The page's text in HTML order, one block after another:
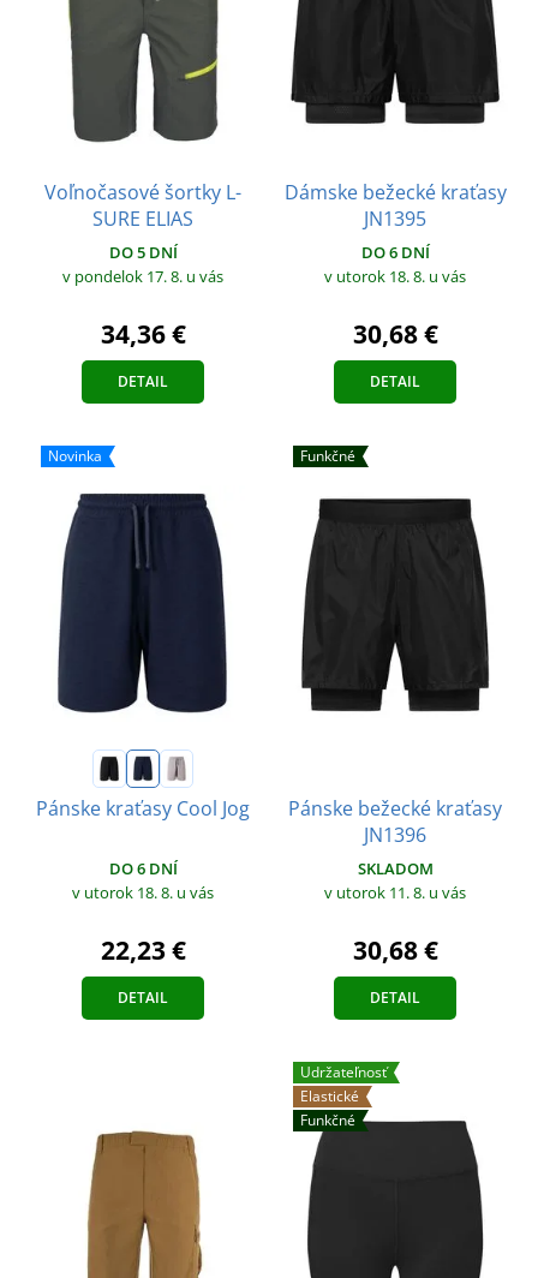
Voľnočasové šortky L-
SURE ELIAS
DO 5 DNÍ
v pondelok 17. 8. u vás
34,36 €
DETAIL
Dámske bežecké kraťasy
JN1395
DO 6 DNÍ
v utorok 18. 8. u vás
30,68 €
DETAIL
Novinka
Pánske kraťasy Cool Jog
DO 6 DNÍ
v utorok 18. 8. u vás
22,23 €
DETAIL
Funkčné
Pánske bežecké kraťasy
JN1396
SKLADOM
v utorok 11. 8. u vás
30,68 €
DETAIL
Udržateľnosť
Elastické
Funkčné